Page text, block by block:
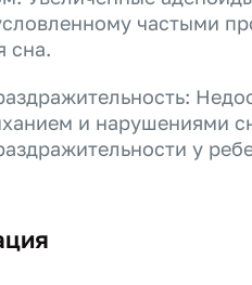
частыми
сна.
и нарушениями
у